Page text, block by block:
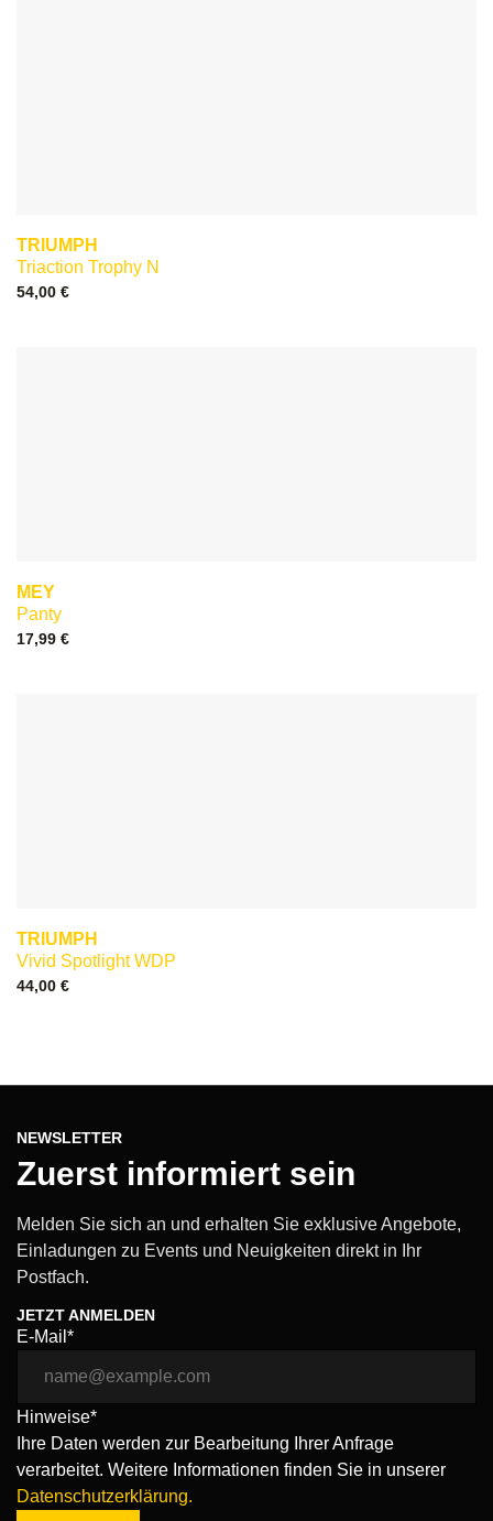
TRIUMPH
Triaction Trophy N
54,00 €
MEY
Panty
17,99 €
TRIUMPH
Vivid Spotlight WDP
44,00 €
NEWSLETTER
Zuerst informiert sein
Melden Sie sich an und erhalten Sie exklusive Angebote,
Einladungen zu Events und Neuigkeiten direkt in Ihr
Postfach.
JETZT ANMELDEN
E-Mail*
Hinweise*
Ihre Daten werden zur Bearbeitung Ihrer Anfrage
verarbeitet. Weitere Informationen finden Sie in unserer
Datenschutzerklärung.